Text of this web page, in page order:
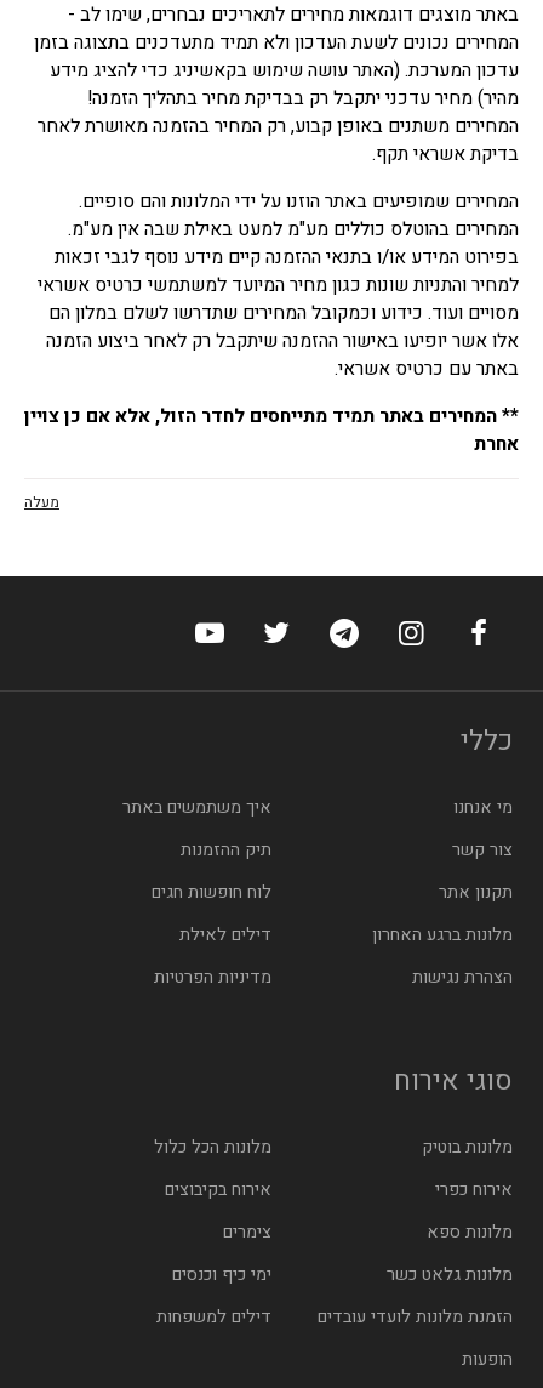
באתר מוצגים דוגמאות מחירים לתאריכים נבחרים, שימו לב -
המחירים נכונים לשעת העדכון ולא תמיד מתעדכנים בתצוגה בזמן
עדכון המערכת. (האתר עושה שימוש בקאשיניג כדי להציג מידע
מהיר) מחיר עדכני יתקבל רק בבדיקת מחיר בתהליך הזמנה!
המחירים משתנים באופן קבוע, רק המחיר בהזמנה מאושרת לאחר
בדיקת אשראי תקף.
המחירים שמופיעים באתר הוזנו על ידי המלונות והם סופיים.
המחירים בהוטלס כוללים מע"מ למעט באילת שבה אין מע"מ.
בפירוט המידע או/ו בתנאי ההזמנה קיים מידע נוסף לגבי זכאות
למחיר והתניות שונות כגון מחיר המיועד למשתמשי כרטיס אשראי
מסויים ועוד. כידוע וכמקובל המחירים שתדרשו לשלם במלון הם
אלו אשר יופיעו באישור ההזמנה שיתקבל רק לאחר ביצוע הזמנה
באתר עם כרטיס אשראי.
** המחירים באתר תמיד מתייחסים לחדר הזול, אלא אם כן צויין
אחרת
מעלה
ערוץ הפייסבוק של הוטלס
ערוץ האינסטגרם של הוטלס
ערוץ הטלגרם של הוטלס
ערוץ טוויטר של הוטלס
ערוץ היוטיוב של
כללי
מי אנחנו
איך משתמשים באתר
צור קשר
תיק ההזמנות
תקנון אתר
לוח חופשות חגים
מלונות ברגע האחרון
דילים לאילת
הצהרת נגישות
מדיניות הפרטיות
סוגי אירוח
מלונות בוטיק
מלונות הכל כלול
אירוח כפרי
אירוח בקיבוצים
מלונות ספא
צימרים
מלונות גלאט כשר
ימי כיף וכנסים
הזמנת מלונות לועדי עובדים
דילים למשפחות
הופעות